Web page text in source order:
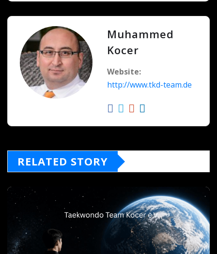
Muhammed
Kocer
Website:
http://www.tkd-team.de
RELATED STORY